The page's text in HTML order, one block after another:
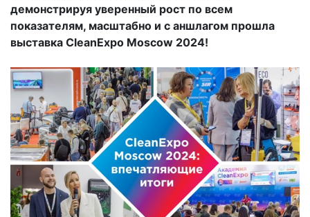
демонстрируя уверенный рост по всем
показателям, масштабно и с аншлагом прошла
выставка CleanExpo Moscow 2024!